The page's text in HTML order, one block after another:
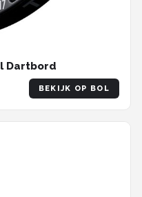
Dartbord
BEKIJK OP BOL